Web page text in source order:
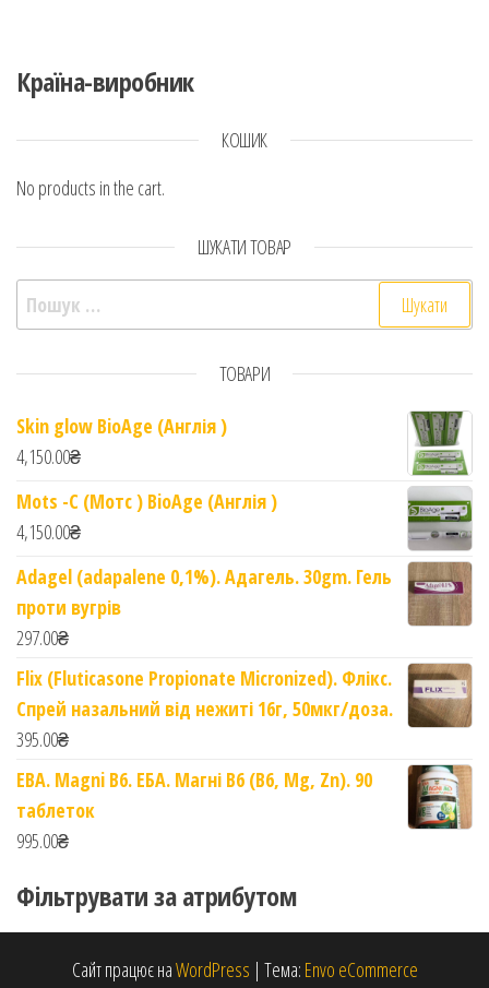
Країна-виробник
КОШИК
No products in the cart.
ШУКАТИ ТОВАР
Пошук:
ТОВАРИ
Skin glow BioAge (Англія )
4,150.00₴
Mots -C (Мотс ) BioAge (Англія )
4,150.00₴
Adagel (adapalene 0,1%). Адагель. 30gm. Гель
проти вугрів
297.00₴
Flix (Fluticasone Propionate Micronized). Флікс.
Спрей назальний від нежиті 16г, 50мкг/доза.
395.00₴
EBA. Magni B6. ЕБА. Магні B6 (B6, Mg, Zn). 90
таблеток
995.00₴
Фільтрувати за атрибутом
Сайт працює наWordPress | Тема: Envo eCommerce